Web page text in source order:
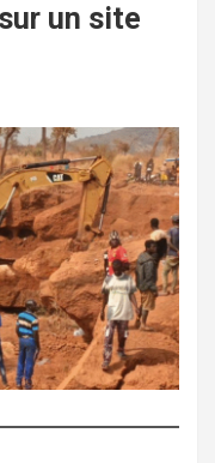
un site